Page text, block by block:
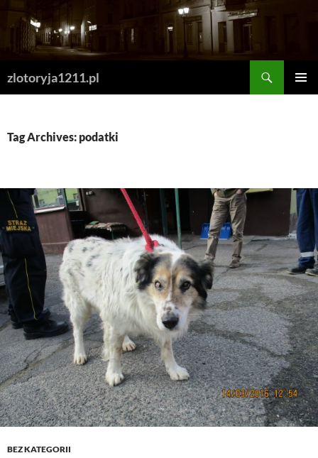
Skip
content
zlotoryja1211.pl
Tag Archives: podatki
BEZ KATEGORII